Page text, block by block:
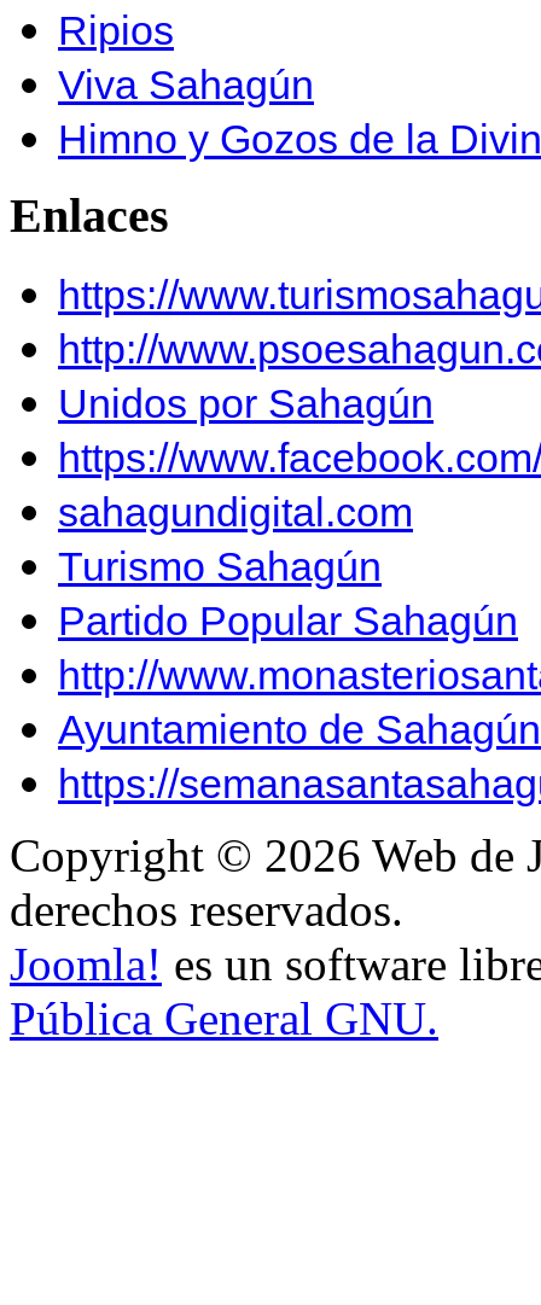
Ripios
Viva Sahagún
Himno y Gozos de la
Enlaces
https://
http://
Unidos por Sahagún
https://
sahagundigital.com
Turismo Sahagún
Partido Popular Sahagún
http://
Ayuntamiento de Sahagún
https://
Copyright © 2026 Web de
derechos reservados.
Joomla! es un software
Pública General GNU.